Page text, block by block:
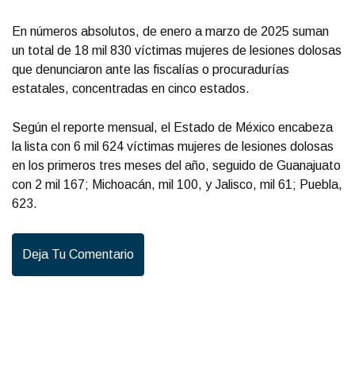
En números absolutos, de enero a marzo de 2025 suman
un total de 18 mil 830 víctimas mujeres de lesiones dolosas
que denunciaron ante las fiscalías o procuradurías
estatales, concentradas en cinco estados.
Según el reporte mensual, el Estado de México encabeza
la lista con 6 mil 624 víctimas mujeres de lesiones dolosas
en los primeros tres meses del año, seguido de Guanajuato
con 2 mil 167; Michoacán, mil 100, y Jalisco, mil 61; Puebla,
623.
Deja Tu Comentario